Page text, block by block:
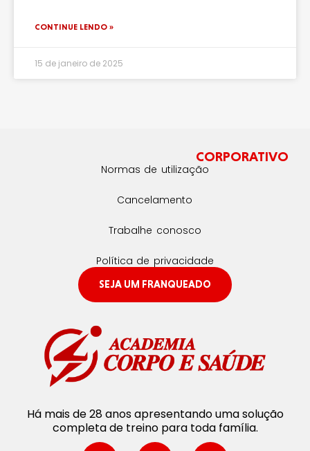
CONTINUE LENDO »
15 de janeiro de 2025
CORPORATIVO
Normas de utilização
Cancelamento
Trabalhe conosco
Política de privacidade
SEJA UM FRANQUEADO
Há mais de 28 anos apresentando uma solução
completa de treino para toda família.